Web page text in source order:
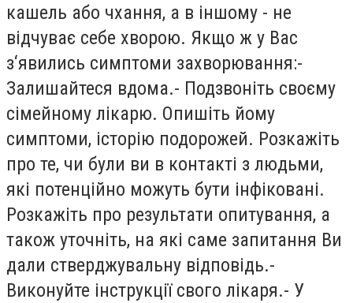
кашель або чхання, а в іншому - не
відчуває себе хворою. Якщо ж у Вас
з‘явились симптоми захворювання:-
Залишайтеся вдома.- Подзвоніть своєму
сімейному лікарю. Опишіть йому
симптоми, історію подорожей. Розкажіть
про те, чи були ви в контакті з людьми,
які потенційно можуть бути інфіковані.
Розкажіть про результати опитування, а
також уточніть, на які саме запитання Ви
дали стверджувальну відповідь.-
Виконуйте інструкції свого лікаря.- У